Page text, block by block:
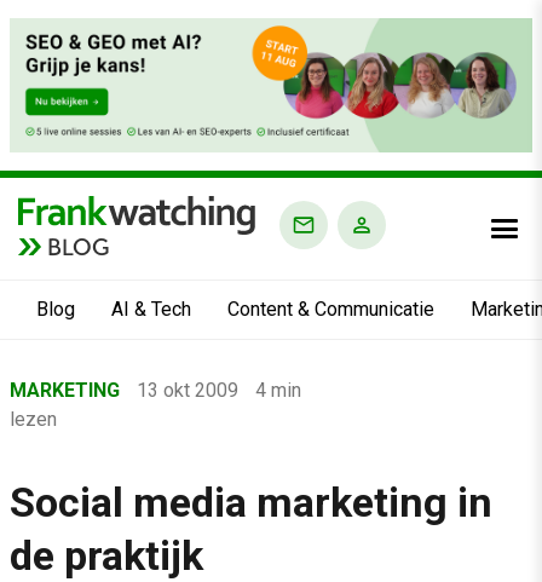
BLOG
Blog AI & Tech Content & Communicatie
›
Marketing
›
MARKETING 13 okt 2009
4 min
lezen
Social media marketing in
de praktijk